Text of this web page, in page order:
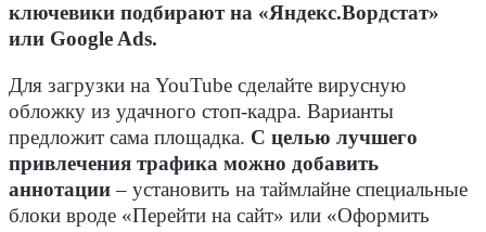
ключевики подбирают на «Яндекс.Вордстат»
или Google Ads.
Для загрузки на YouTube сделайте вирусную
обложку из удачного стоп-кадра. Варианты
предложит сама площадка. С целью лучшего
привлечения трафика можно добавить
аннотации – установить на таймлайне специальные
блоки вроде «Перейти на сайт» или «Оформить